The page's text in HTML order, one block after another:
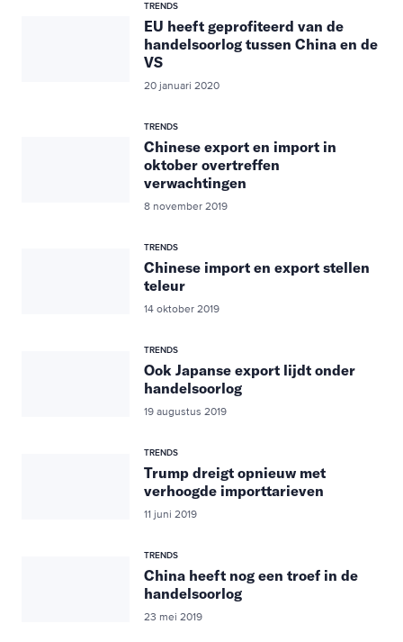
TRENDS
EU heeft geprofiteerd van de
handelsoorlog tussen China en de
VS
20 januari 2020
TRENDS
Chinese export en import in
oktober overtreffen
verwachtingen
8 november 2019
TRENDS
Chinese import en export stellen
teleur
14 oktober 2019
TRENDS
Ook Japanse export lijdt onder
handelsoorlog
19 augustus 2019
TRENDS
Trump dreigt opnieuw met
verhoogde importtarieven
11 juni 2019
TRENDS
China heeft nog een troef in de
handelsoorlog
23 mei 2019